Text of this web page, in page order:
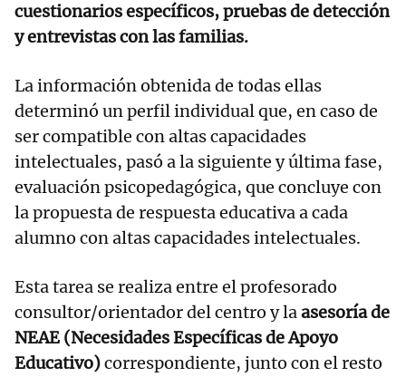
cuestionarios específicos, pruebas de detección
y entrevistas con las familias.
La información obtenida de todas ellas
determinó un perfil individual que, en caso de
ser compatible con altas capacidades
intelectuales, pasó a la siguiente y última fase,
evaluación psicopedagógica, que concluye con
la propuesta de respuesta educativa a cada
alumno con altas capacidades intelectuales.
Esta tarea se realiza entre el profesorado
consultor/orientador del centro y laasesoría de
NEAE (Necesidades Específicas de Apoyo
Educativo)correspondiente, junto con el resto